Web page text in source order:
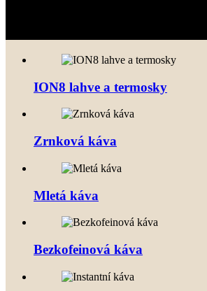
ION8 lahve a termosky
Zrnková káva
Mletá káva
Bezkofeinová káva